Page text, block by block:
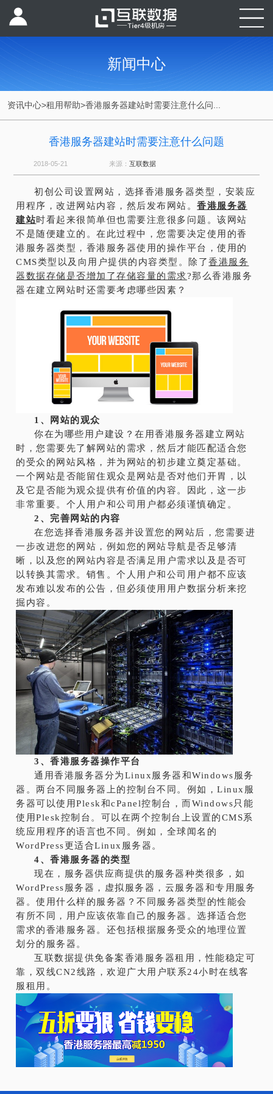
新闻中心
资讯中心>租用帮助>香港服务器建站时需要注意什么问...
香港服务器建站时需要注意什么问题
2018-05-21 来源： 互联数据
初创公司设置网站，选择香港服务器类型，安装应
用程序，改进网站内容，然后发布网站。香港服务器
建站时看起来很简单但也需要注意很多问题。该网站
不是随便建立的。在此过程中，您需要决定使用的香
港服务器类型，香港服务器使用的操作平台，使用的
CMS类型以及向用户提供的内容类型。除了香港服务
器数据存储是否增加了存储容量的需求?那么香港服务
器在建立网站时还需要考虑哪些因素？
1、网站的观众
你在为哪些用户建设？在用香港服务器建立网站
时，您需要先了解网站的需求，然后才能匹配适合您
的受众的网站风格，并为网站的初步建立奠定基础。
一个网站是否能留住观众是网站是否对他们开胃，以
及它是否能为观众提供有价值的内容。因此，这一步
非常重要。个人用户和公司用户都必须谨慎确定。
2、完善网站的内容
在您选择香港服务器并设置您的网站后，您需要进
一步改进您的网站，例如您的网站导航是否足够清
晰，以及您的网站内容是否满足用户需求以及是否可
以转换其需求。销售。个人用户和公司用户都不应该
发布难以发布的公告，但必须使用用户数据分析来挖
掘内容。
3、香港服务器操作平台
通用香港服务器分为Linux服务器和Windows服务
器。两台不同服务器上的控制台不同。例如，Linux服
务器可以使用Plesk和cPanel控制台，而Windows只能
使用Plesk控制台。可以在两个控制台上设置的CMS系
统应用程序的语言也不同。例如，全球闻名的
WordPress更适合Linux服务器。
4、香港服务器的类型
现在，服务器供应商提供的服务器种类很多，如
WordPress服务器，虚拟服务器，云服务器和专用服务
器。使用什么样的服务器？不同服务器类型的性能会
有所不同，用户应该依靠自己的服务器。选择适合您
需求的香港服务器。还包括根据服务受众的地理位置
划分的服务器。
互联数据提供免备案香港服务器租用，性能稳定可
靠，双线CN2线路，欢迎广大用户联系24小时在线客
服租用。